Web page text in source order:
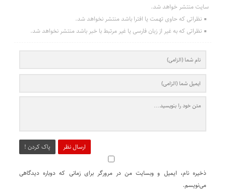
سایت منتشر خواهد شد.
نظراتی که حاوی تهمت یا افترا باشد منتشر نخواهد شد.
نظراتی که به غیر از زبان فارسی یا غیر مرتبط با خبر باشد منتشر نخواهد شد.
ارسال نظر پاک کردن !
ذخیره نام، ایمیل و وبسایت من در مرورگر برای زمانی که دوباره دیدگاهی
می‌نویسم.